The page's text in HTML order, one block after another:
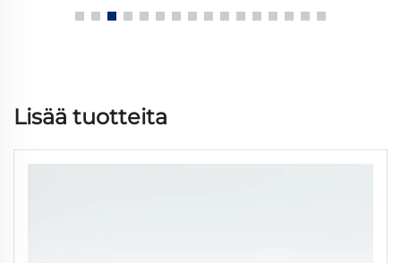
Lisää tuotteita